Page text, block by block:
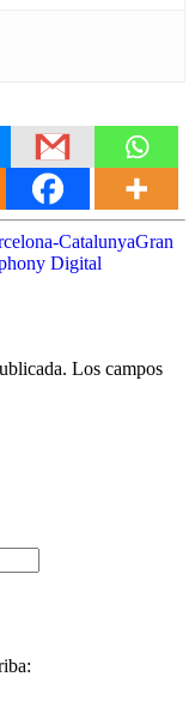
CatalunyaGran
Digital
Los campos